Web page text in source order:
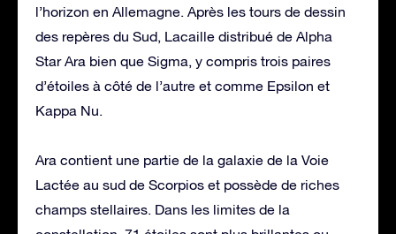
l’horizon en Allemagne. Après les tours de dessin
des repères du Sud, Lacaille distribué de Alpha
Star Ara bien que Sigma, y ​​compris trois paires
d’étoiles à côté de l’autre et comme Epsilon et
Kappa Nu.
Ara contient une partie de la galaxie de la Voie
Lactée au sud de Scorpios et possède de riches
champs stellaires. Dans les limites de la